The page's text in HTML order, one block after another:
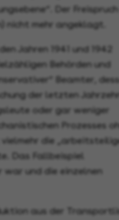
Der Freispruch
nicht mehr angeklagt.
Jahren 1941 und 1942
Behörden und
Beamter,
der letzten
oder gar weniger
Prozesses
die
Das Fallbeispiel
war und die einzelnen
aus der